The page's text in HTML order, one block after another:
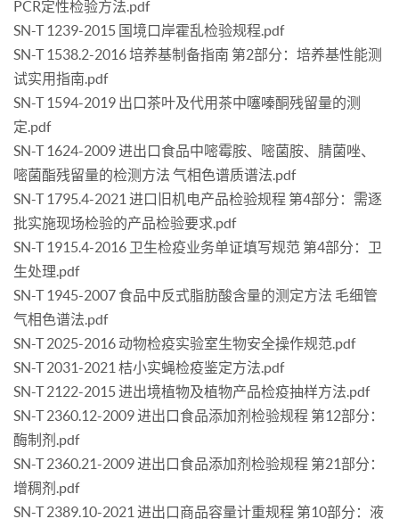
PCR定性检验方法.pdf
SN-T 1239-2015 国境口岸霍乱检验规程.pdf
SN-T 1538.2-2016 培养基制备指南 第2部分：培养基性能测
试实用指南.pdf
SN-T 1594-2019 出口茶叶及代用茶中噻嗪酮残留量的测
定.pdf
SN-T 1624-2009 进出口食品中嘧霉胺、嘧菌胺、腈菌唑、
嘧菌酯残留量的检测方法 气相色谱质谱法.pdf
SN-T 1795.4-2021 进口旧机电产品检验规程 第4部分：需逐
批实施现场检验的产品检验要求.pdf
SN-T 1915.4-2016 卫生检疫业务单证填写规范 第4部分：卫
生处理.pdf
SN-T 1945-2007 食品中反式脂肪酸含量的测定方法 毛细管
气相色谱法.pdf
SN-T 2025-2016 动物检疫实验室生物安全操作规范.pdf
SN-T 2031-2021 桔小实蝇检疫鉴定方法.pdf
SN-T 2122-2015 进出境植物及植物产品检疫抽样方法.pdf
SN-T 2360.12-2009 进出口食品添加剂检验规程 第12部分：
酶制剂.pdf
SN-T 2360.21-2009 进出口食品添加剂检验规程 第21部分：
增稠剂.pdf
SN-T 2389.10-2021 进出口商品容量计重规程 第10部分：液